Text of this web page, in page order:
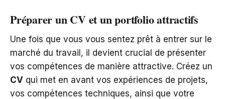
Préparer un CV et un portfolio attractifs
Une fois que vous vous sentez prêt à entrer sur le
marché du travail, il devient crucial de présenter
vos compétences de manière attractive. Créez un
CV qui met en avant vos expériences de projets,
vos compétences techniques, ainsi que votre